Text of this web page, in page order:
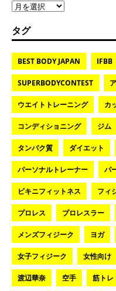
タグ
BEST BODY JAPAN IFBB
SUPERBODYCONTEST
ウエイトトレーニング カ
コンディショニング ジム
タンパク質 ダイエット
パーソナルトレーナー パ
ビキニフィットネス フィ
プロレス プロレスラー
メンズフィジーク ヨガ
女子フィジーク 女性向け
渡辺華奈 空手 筋トレ